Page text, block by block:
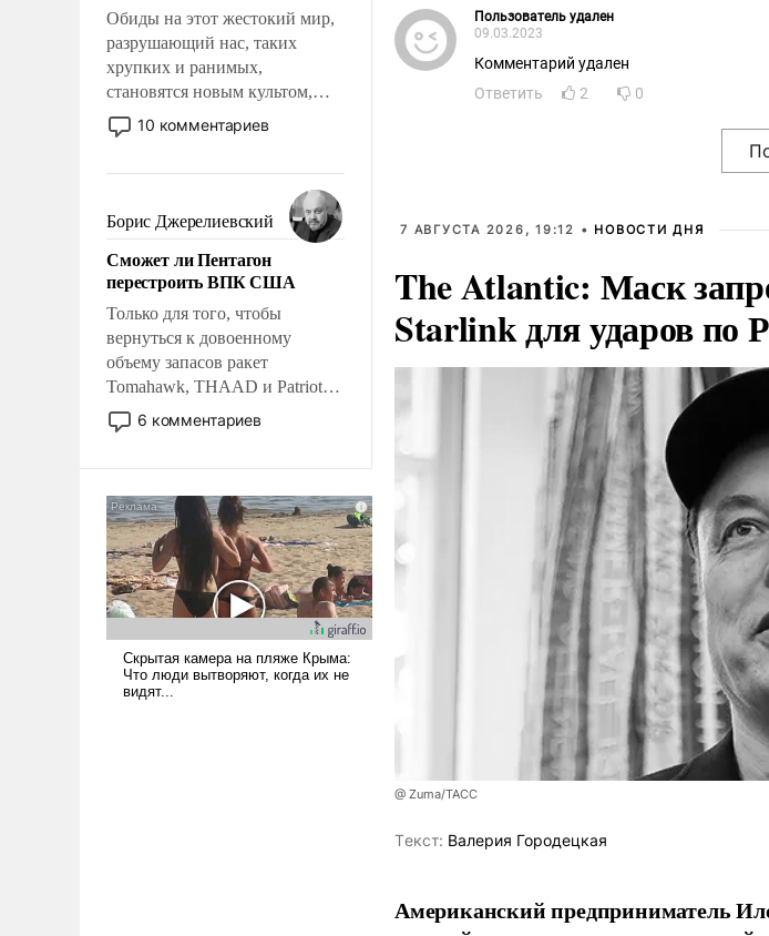
Обиды на этот жестокий мир,
разрушающий нас, таких
хрупких и ранимых,
становятся новым культом,
постепенно вытесняя и
отменяя традиционное
мужественным и твердым под
ударами судьбы, брать на себя
ответственность, помогать
слабым, идти вперед и
адаптироваться.
10 комментариев
Борис Джерелиевский
Сможет ли Пентагон
перестроить ВПК США
Только для того, чтобы
вернуться к довоенному
объему запасов ракет
Tomahawk, THAAD и Patriot
США потребуется более трех
лет. Даже небольшая война с
Сложившаяся ситуация
означает многолетний период
уязвимости США, например,
перед Китаем.
6 комментариев
Пользователь удален
09.03.2023
Комментарий удален
Ответить
2 0
7 АВГУСТА 2026, 19:12 • НОВОСТИ ДНЯ
The Atlantic: Маск
Starlink для ударов по
@ Zuma/ТАСС
Tекст: Валерия Городецкая
Американский предприниматель